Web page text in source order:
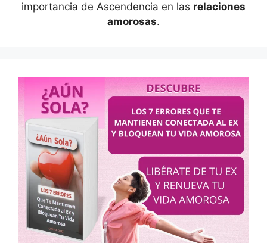
importancia de Ascendencia en las relaciones
amorosas.